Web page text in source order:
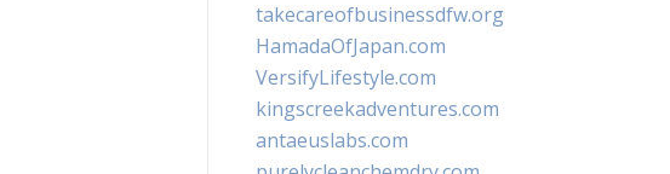
takecareofbusinessdfw.org
HamadaOfJapan.com
VersifyLifestyle.com
kingscreekadventures.com
antaeuslabs.com